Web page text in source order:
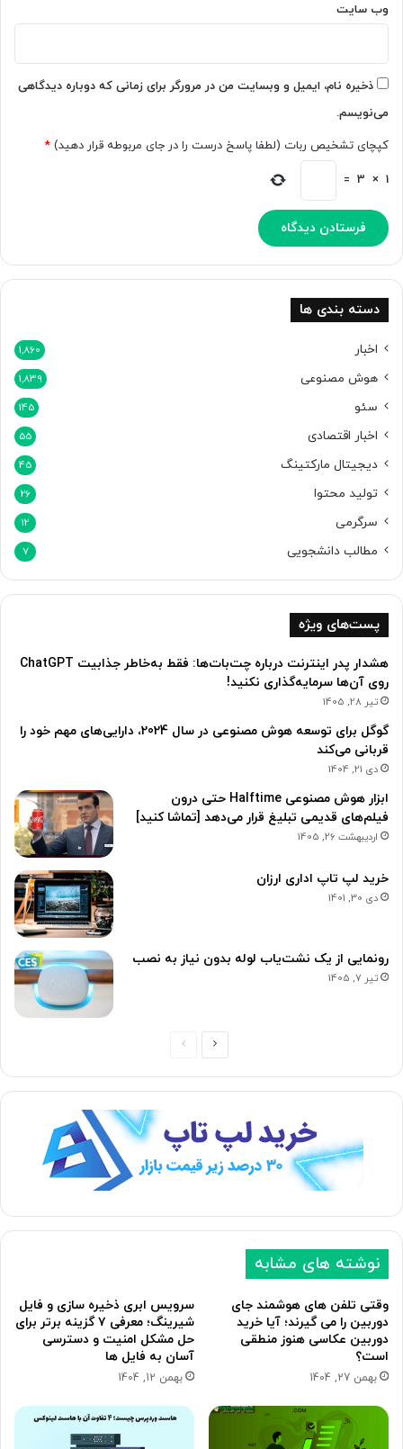
وب‌ سایت
ذخیره نام، ایمیل و وبسایت من در مرورگر برای زمانی که دوباره دیدگاهی
می‌نویسم.
کپچای تشخیص ربات (لطفا پاسخ درست را در جای مربوطه قرار دهید) *
1
×
3
=
دسته بندی ها
اخبار 1,860
هوش مصنوعی 1,839
سئو 145
اخبار اقتصادی 55
دیجیتال مارکتینگ 45
تولید محتوا 26
سرگرمی 12
مطالب دانشجویی 7
پست‌های ویژه
هشدار پدر اینترنت درباره چت‌بات‌ها: فقط به‌خاطر جذابیت ChatGPT
روی آن‌ها سرمایه‌گذاری نکنید!
تیر 28, 1405
گوگل برای توسعه هوش مصنوعی در سال 2024، دارایی‌های مهم خود را
قربانی می‌کند
دی 21, 1404
ابزار هوش مصنوعی Halftime حتی درون
فیلم‌های قدیمی تبلیغ قرار می‌دهد [تماشا کنید]
اردیبهشت 26, 1405
خرید لپ تاپ اداری ارزان
دی 30, 1401
رونمایی از یک نشت‌یاب لوله بدون نیاز به نصب
تیر 7, 1405
ح
ق
ب
ی
ح
ه
ع
ی
نوشته های مشابه
وقتی تلفن های هوشمند جای
دوربین را می گیرند؛ آیا خرید
دوربین عکاسی هنوز منطقی
است؟
بهمن 27, 1404
سرویس ابری ذخیره سازی و فایل
شیرینگ؛ معرفی ۷ گزینه برتر برای
حل مشکل امنیت و دسترسی
آسان به فایل ها
بهمن 12, 1404